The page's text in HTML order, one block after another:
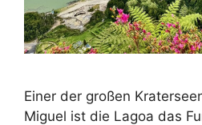
Einer der großen
Miguel ist die Lagoa das